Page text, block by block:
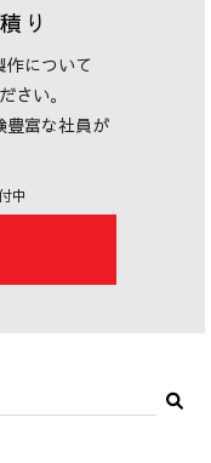
り
作について
さい。
豊富な社員が
中